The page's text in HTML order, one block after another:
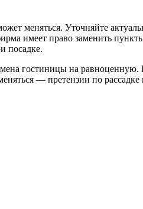
меняться. Уточняйте
имеет право заменить
посадке.
гостиницы на равноценную.
— претензии по